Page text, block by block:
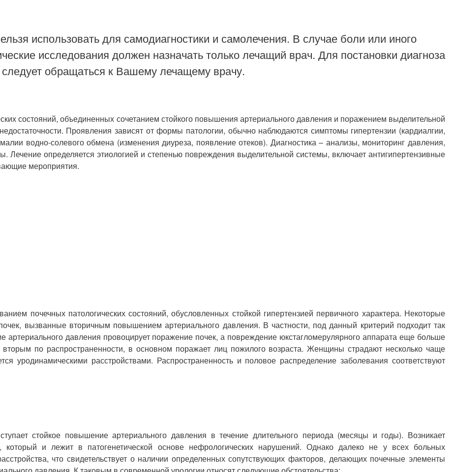
использовать для самодиагностики и самолечения. В случае боли или иного
исследования должен назначать только лечащий врач. Для постановки диагноза
следует обращаться к Вашему лечащему врачу.
состояний, объединенных сочетанием стойкого повышения артериального давления и поражением выделительной
Проявления зависят от формы патологии, обычно наблюдаются симптомы гипертензии (кардиалгии,
водно-солевого обмена (изменения диуреза, появление отеков). Диагностика – анализы, мониторинг давления,
определяется этиологией и степенью повреждения выделительной системы, включает антигипертензивные
мероприятия.
почечных патологических состояний, обусловленных стойкой гипертензией первичного характера. Некоторые
вызванные вторичным повышением артериального давления. В частности, под данный критерий подходит так
артериального давления провоцирует поражение почек, а повреждение юкстагломерулярного аппарата еще больше
по распространенности, в основном поражает лиц пожилого возраста. Женщины страдают несколько чаще
уродинамическими расстройствами. Распространенность и половое распределение заболевания соответствуют
стойкое повышение артериального давления в течение длительного периода (месяцы и годы). Возникает
который и лежит в патогенетической основе нефрологических нарушений. Однако далеко не у всех больных
что свидетельствует о наличии определенных сопутствующих факторов, делающих почечные элементы